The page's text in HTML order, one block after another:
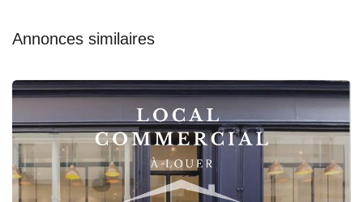
Annonces similaires